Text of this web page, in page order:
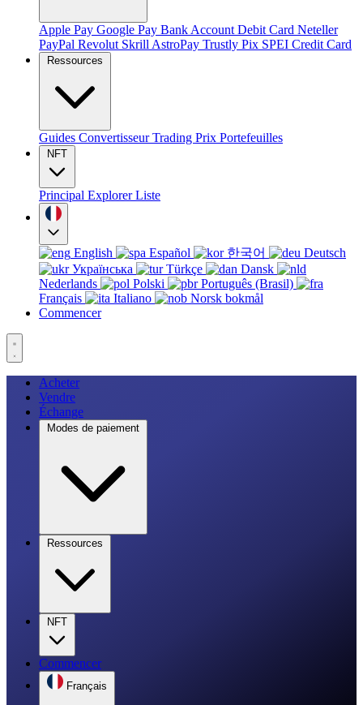
Apple Pay Google Pay Bank Account Debit Card Neteller
PayPal Revolut Skrill AstroPay Trustly Pix SPEI Credit Card
Ressources
Guides ConvertisseurTrading Prix Portefeuilles
NFT
Principal ExplorerListe
English Español 한국어
Deutsch
Українська
Türkçe
Dansk
Nederlands
Polski
Português (Brasil)
Français
Italiano
Norsk bokmål
Commencer
Acheter
Vendre
Échange
Modes de paiement
Ressources
NFT
Commencer
Français